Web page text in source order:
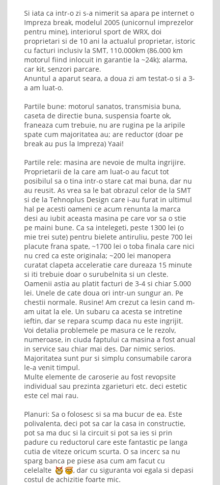
Si iata ca intr-o zi s-a nimerit sa apara pe internet o
Impreza break, modelul 2005 (unicornul imprezelor
pentru mine), interiorul sport de WRX, doi
proprietari si de 10 ani la actualul proprietar, istoric
cu facturi inclusiv la SMT, 110.000km (86.000 km
motorul fiind inlocuit in garantie la ~24k); alarma,
car kit, senzori parcare.
Anuntul a aparut seara, a doua zi am testat-o si a 3-
a am luat-o.
Partile bune: motorul sanatos, transmisia buna,
caseta de directie buna, suspensia foarte ok,
franeaza cum trebuie, nu are rugina pe la aripile
spate cum majoritatea au; are reductor (doar pe
break au pus la Impreza) Yaai!
Partile rele: masina are nevoie de multa ingrijire.
Proprietarii de la care am luat-o au facut tot
posibilul sa o tina intr-o stare cat mai buna, dar nu
au reusit. As vrea sa le bat obrazul celor de la SMT
si de la Tehnoplus Design care i-au furat in ultimul
hal pe acesti oameni ce acum renunta la marca
desi au iubit aceasta masina pe care vor sa o stie
pe maini bune. Ca sa intelegeti, peste 1300 lei (o
mie trei sute) pentru bielete antiruliu, peste 700 lei
placute frana spate, ~1700 lei o toba finala care nici
nu cred ca este originala; ~200 lei manopera
curatat clapeta acceleratie care dureaza 15 minute
si iti trebuie doar o surubelnita si un cleste.
Oamenii astia au platit facturi de 3-4 si chiar 5.000
lei. Unele de cate doua ori intr-un sungur an. Pe
chestii normale. Rusine! Am crezut ca lesin cand m-
am uitat la ele. Un subaru ca acesta se intretine
ieftin, dar se repara scump daca nu este ingrijit.
Voi detalia problemele pe masura ce le rezolv,
numeroase, in ciuda faptului ca masina a fost anual
in service sau chiar mai des. Dar nimic serios.
Majoritatea sunt pur si simplu consumabile carora
le-a venit timpul.
Multe elemente de caroserie au fost revopsite
individual sau prezinta zgarieturi etc. deci estetic
este cel mai rau.
Planuri: Sa o folosesc si sa ma bucur de ea. Este
polivalenta, deci pot sa car la casa in constructie,
pot sa ma duc si la circuit si pot sa ies si prin
padure cu reductorul care este fantastic pe langa
cutia de viteze oricum scurta. O sa incerc sa nu
sparg banca pe piese asa cum am facut cu
celelalte
, dar cu siguranta voi egala si depasi
costul de achizitie foarte mic.